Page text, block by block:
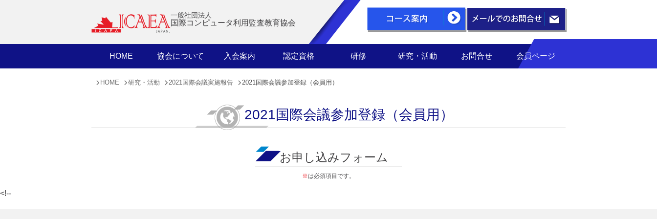
一般社団法人
国際コンピュータ利用監査教育協会
HOME 協会について 入会案内 認定資格 研修 研究・活動 お問合せ 会員ページ
HOME 研究・活動 2021国際会議実施報告 2021国際会議参加登録（会員用）
2021国際会議参加登録（会員用）
お申し込みフォーム
※は必須項目です。
<!--